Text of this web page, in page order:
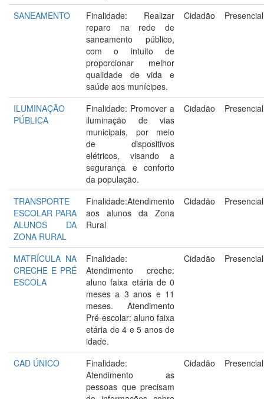
SANEAMENTO
Finalidade: Realizar
reparo na rede de
saneamento público,
com o intuito de
proporcionar melhor
qualidade de vida e
saúde aos munícipes.
Cidadão Presencial
ILUMINAÇÃO
PÚBLICA
Finalidade: Promover a
iluminação de vias
municipais, por meio
de dispositivos
elétricos, visando a
segurança e conforto
da população.
Cidadão Presencial
TRANSPORTE
ESCOLAR PARA
ALUNOS DA
ZONA RURAL
Finalidade:Atendimento
aos alunos da Zona
Rural
Cidadão Presencial
MATRÍCULA NA
CRECHE E PRÉ
ESCOLA
Finalidade:
Atendimento creche:
aluno faixa etária de 0
meses a 3 anos e 11
meses. Atendimento
Pré-escolar: aluno faixa
etária de 4 e 5 anos de
idade.
Cidadão Presencial
CAD ÚNICO
Finalidade:
Atendimento as
pessoas que precisam
Cidadão Presencial